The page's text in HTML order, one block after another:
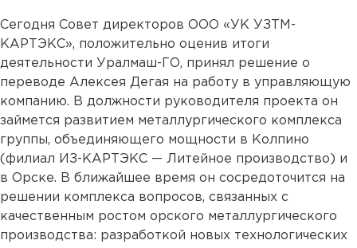
Сегодня Совет директоров ООО «УК УЗТМ-
КАРТЭКС», положительно оценив итоги
деятельности Уралмаш-ГО, принял решение о
переводе Алексея Дегая на работу в управляющую
компанию. В должности руководителя проекта он
займется развитием металлургического комплекса
группы, объединяющего мощности в Колпино
(филиал ИЗ-КАРТЭКС — Литейное производство) и
в Орске. В ближайшее время он сосредоточится на
решении комплекса вопросов, связанных с
качественным ростом орского металлургического
производства: разработкой новых технологических